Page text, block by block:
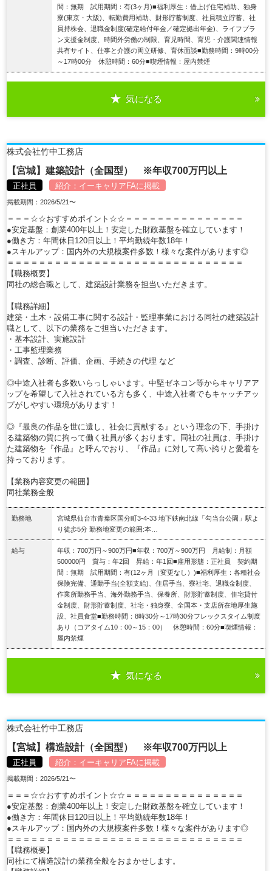
間：無期 試用期間：有(3ヶ月)■福利厚生：借上げ住宅補助、独身
寮(東京・大阪)、転勤費用補助、財形貯蓄制度、社員積立貯蓄、社
員持株会、退職金制度(確定給付年金／確定拠出年金)、ライフプラ
ン支援金制度、時間外労働の制限、育児時間、育児・介護関連情報
共有サイト、仕事と介護の両立研修、育休面談■勤務時間：9時00分
～17時00分 休憩時間：60分■喫煙情報：屋内禁煙
気になる
株式会社竹中工務店
【宮城】建築設計（全国型） ※年収700万円以上
正社員 紹介： イーキャリアFAに掲載
掲載期間：2026/5/21〜
＝＝＝☆☆おすすめポイント☆☆＝＝＝＝＝＝＝＝＝＝＝＝＝＝＝
●安定基盤：創業400年以上！安定した財政基盤を確立しています！
●働き方：年間休日120日以上！平均勤続年数18年！
●スキルアップ：国内外の大規模案件多数！様々な案件があります◎
＝＝＝＝＝＝＝＝＝＝＝＝＝＝＝＝＝＝＝＝＝＝＝＝＝＝＝＝＝＝
【職務概要】
同社の総合職として、建築設計業務を担当いただきます。
【職務詳細】
建築・土木・設備工事に関する設計・監理事業における同社の建築設計
職として、以下の業務をご担当いただきます。
・基本設計、実施設計
・工事監理業務
・調査、診断、評価、企画、手続きの代理 など
◎中途入社者も多数いらっしゃいます。中堅ゼネコン等からキャリアア
ップを希望して入社されている方も多く、中途入社者でもキャッチアッ
プがしやすい環境があります！
◎『最良の作品を世に遺し、社会に貢献する』という理念の下、手掛け
る建築物の質に拘って働く社員が多くおります。同社の社員は、手掛け
た建築物を『作品』と呼んでおり、『作品』に対して高い誇りと愛着を
持っております。
【業務内容変更の範囲】
同社業務全般
勤務地
宮城県仙台市青葉区国分町3-4-33 地下鉄南北線「勾当台公園」駅よ
り徒歩5分 勤務地変更の範囲:本…
給与
年収：700万円～900万円■年収：700万～900万円 月給制：月額
500000円 賞与：年2回 昇給：年1回■雇用形態：正社員 契約期
間：無期 試用期間：有(12ヶ月（変更なし）)■福利厚生：各種社会
保険完備、通勤手当(全額支給)、住居手当、寮社宅、退職金制度、
作業所勤務手当、海外勤務手当、保養所、財形貯蓄制度、住宅貸付
金制度、財形貯蓄制度、社宅・独身寮、全国本・支店所在地厚生施
設、社員食堂■勤務時間：8時30分～17時30分フレックスタイム制度
あり（コアタイム10：00～15：00） 休憩時間：60分■喫煙情報：
屋内禁煙
気になる
株式会社竹中工務店
【宮城】構造設計（全国型） ※年収700万円以上
正社員 紹介： イーキャリアFAに掲載
掲載期間：2026/5/21〜
＝＝＝☆☆おすすめポイント☆☆＝＝＝＝＝＝＝＝＝＝＝＝＝＝＝
●安定基盤：創業400年以上！安定した財政基盤を確立しています！
●働き方：年間休日120日以上！平均勤続年数18年！
●スキルアップ：国内外の大規模案件多数！様々な案件があります◎
＝＝＝＝＝＝＝＝＝＝＝＝＝＝＝＝＝＝＝＝＝＝＝＝＝＝＝＝＝＝
【職務概要】
同社にて構造設計の業務全般をおまかせします。